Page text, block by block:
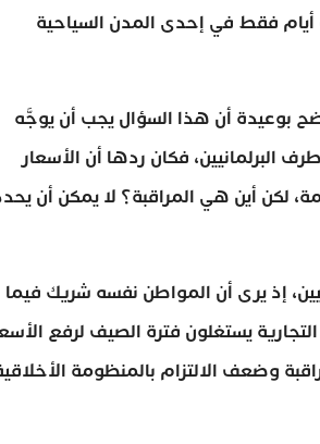
فقط في إحدى المدن السياحية
بوعيدة أن هذا السؤال يجب أن يوجَّه
البرلمانيين، فكان ردها أن الأسعار
لكن أين هي المراقبة؟ لا يمكن أن
إذ يرى أن المواطن نفسه شريك فيما
يستغلون فترة الصيف لرفع
وضعف الالتزام بالمنظومة